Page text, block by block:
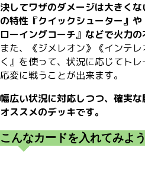
決してワザのダメージは大きく
の特性『クイックシューター』
ローイングコーチ』などで火力の
また、《ジメレオン》《インテ
く』を使って、状況に応じてト
応変に戦うことが出来ます。
幅広い状況に対応しつつ、確実
オススメのデッキです。
こんなカードを入れてみよう